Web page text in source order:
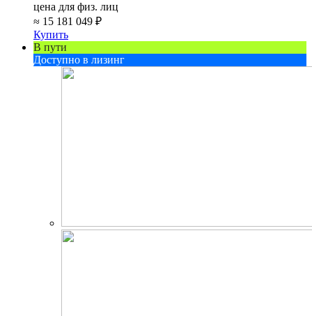
цена для физ. лиц
≈ 15 181 049 ₽
Купить
В пути
Доступно в лизинг